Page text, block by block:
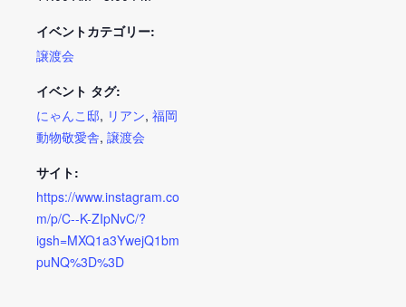
イベントカテゴリー:
譲渡会
イベント タグ:
にゃんこ邸, リアン, 福岡
動物敬愛舎, 譲渡会
サイト:
https://www.instagram.co
m/p/C--K-ZIpNvC/?
igsh=MXQ1a3YwejQ1bm
puNQ%3D%3D